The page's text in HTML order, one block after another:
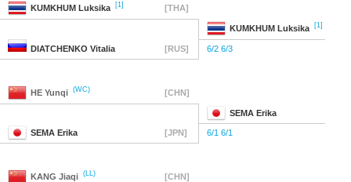
KUMKHUM Luksika [1] [THA]
KUMKHUM Luksika [1]
DIATCHENKO Vitalia [RUS] 6/2 6/3
HE Yunqi (WC) [CHN]
SEMA Erika
SEMA Erika [JPN] 6/1 6/1
KANG Jiaqi (LL) [CHN]